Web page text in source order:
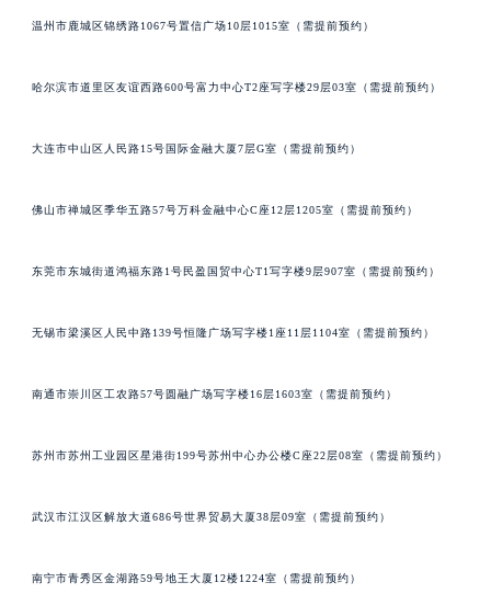
温州市鹿城区锦绣路1067号置信广场10层1015室（需提前预约）
哈尔滨市道里区友谊西路600号富力中心T2座写字楼29层03室（需提前预约）
大连市中山区人民路15号国际金融大厦7层G室（需提前预约）
佛山市禅城区季华五路57号万科金融中心C座12层1205室（需提前预约）
东莞市东城街道鸿福东路1号民盈国贸中心T1写字楼9层907室（需提前预约）
无锡市梁溪区人民中路139号恒隆广场写字楼1座11层1104室（需提前预约）
南通市崇川区工农路57号圆融广场写字楼16层1603室（需提前预约）
苏州市苏州工业园区星港街199号苏州中心办公楼C座22层08室（需提前预约）
武汉市江汉区解放大道686号世界贸易大厦38层09室（需提前预约）
南宁市青秀区金湖路59号地王大厦12楼1224室（需提前预约）